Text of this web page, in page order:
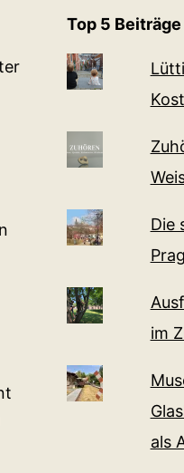
Top 5 Beiträge
Die
Prag
im
als